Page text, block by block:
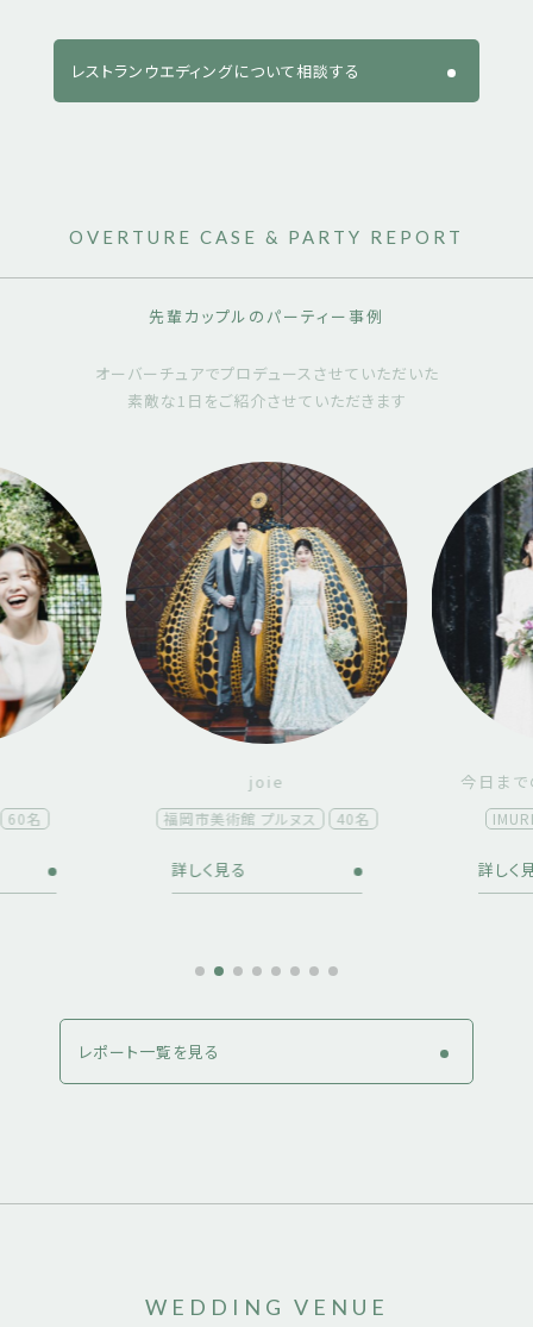
レストランウエディングについて相談する
OVERTURE CASE & PARTY REPORT
先輩カップルのパーティー事例
オーバーチュアでプロデュースさせていただいた
素敵な1日をご紹介させていただきます
ヌス
今日までの軌跡と、これから。
IMURI ｜ イムリ 50名
詳しく見る 詳
レポート一覧を見る
WEDDING VENUE